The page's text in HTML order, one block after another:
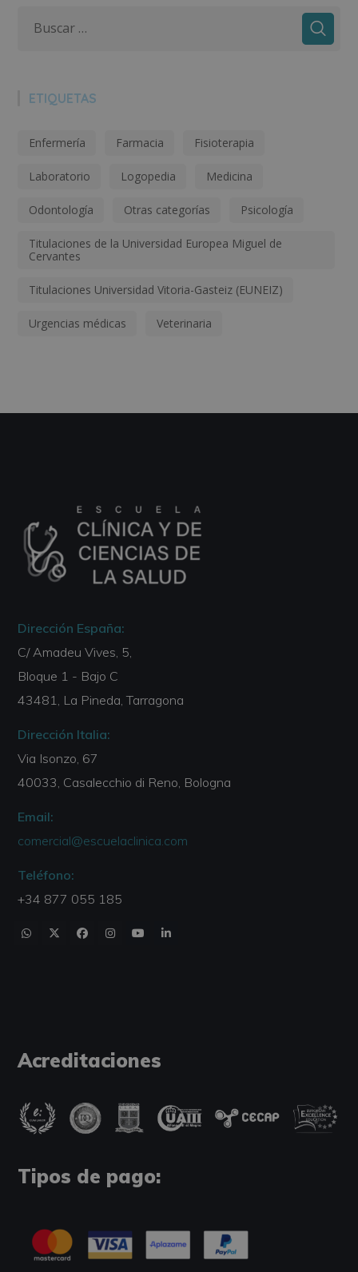
ETIQUETAS
Enfermería Farmacia Fisioterapia
Laboratorio Logopedia Medicina
Odontología Otras categorías Psicología
Titulaciones de la Universidad Europea Miguel de
Cervantes
Titulaciones Universidad Vitoria-Gasteiz (EUNEIZ)
Urgencias médicas Veterinaria
Dirección España:
C/ Amadeu Vives, 5,
Bloque 1 - Bajo C
43481, La Pineda, Tarragona
Dirección Italia:
Via Isonzo, 67
40033, Casalecchio di Reno, Bologna
Email:
comercial@escuelaclinica.com
Teléfono:
+34 877 055 185
Acreditaciones
Tipos de pago: